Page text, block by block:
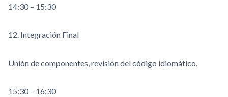
14:30 – 15:30
12. Integración Final
Unión de componentes, revisión del código idiomático.
15:30 – 16:30